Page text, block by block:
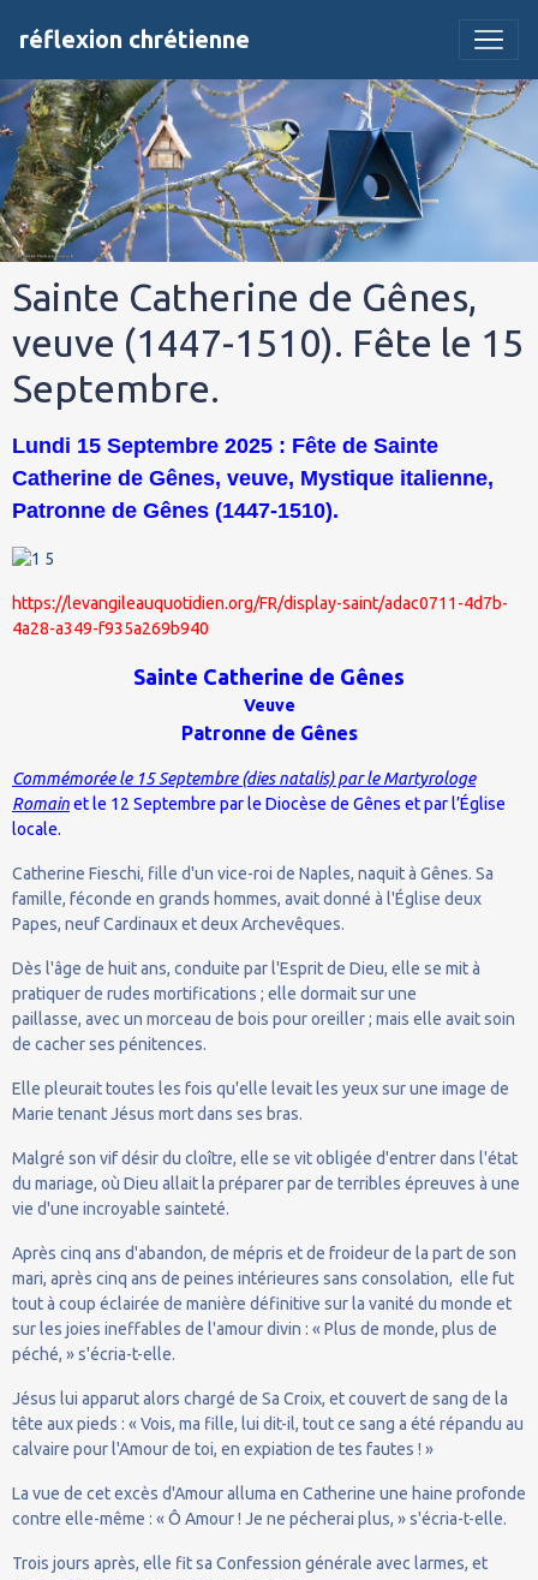
réflexion chrétienne
Sainte Catherine de Gênes,
veuve (1447-1510). Fête le 15
Septembre.
Lundi 15 Septembre 2025 : Fête de Sainte
Catherine de Gênes, veuve, Mystique italienne,
Patronne de Gênes (1447-1510).
https://levangileauquotidien.org/FR/display-saint/adac0711-4d7b-
4a28-a349-f935a269b940
Sainte Catherine de Gênes
Veuve
Patronne de Gênes
Commémorée le 15 Septembre (dies natalis) par le Martyrologe
Romainet le 12 Septembre par le Diocèse de Gênes et par l’Église
locale.
Catherine Fieschi, fille d'un vice-roi de Naples, naquit à Gênes. Sa
famille, féconde en grands hommes, avait donné à l'Église deux
Papes, neuf Cardinaux et deux Archevêques.
Dès l'âge de huit ans, conduite par l'Esprit de Dieu, elle se mit à
pratiquer de rudes mortifications ; elle dormait sur une
paillasse, avec un morceau de bois pour oreiller ; mais elle avait soin
de cacher ses pénitences.
Elle pleurait toutes les fois qu'elle levait les yeux sur une image de
Marie tenant Jésus mort dans ses bras.
Malgré son vif désir du cloître, elle se vit obligée d'entrer dans l'état
du mariage, où Dieu allait la préparer par de terribles épreuves à une
vie d'une incroyable sainteté.
Après cinq ans d'abandon, de mépris et de froideur de la part de son
mari, après cinq ans de peines intérieures sans consolation, elle fut
tout à coup éclairée de manière définitive sur la vanité du monde et
sur les joies ineffables de l'amour divin : « Plus de monde, plus de
péché, » s'écria-t-elle.
Jésus lui apparut alors chargé de Sa Croix, et couvert de sang de la
tête aux pieds : « Vois, ma fille, lui dit-il, tout ce sang a été répandu au
calvaire pour l'Amour de toi, en expiation de tes fautes ! »
La vue de cet excès d'Amour alluma en Catherine une haine profonde
contre elle-même : « Ô Amour ! Je ne pécherai plus, » s'écria-t-elle.
Trois jours après, elle fit sa Confession générale avec larmes, et